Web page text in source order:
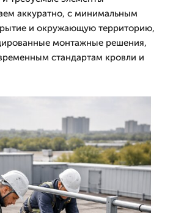
аккуратно, с минимальным
и окружающую территорию,
монтажные решения,
стандартам кровли и